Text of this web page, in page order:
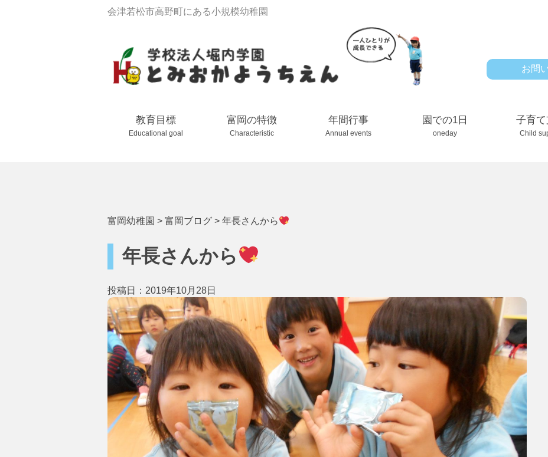
会津若松市高野町にある小規模幼稚園
お問
教育目標
Educational goal
富岡の特徴
Characteristic
年間行事
Annual events
園での1日
oneday
子育
Child
富岡幼稚園 > 富岡ブログ > 年長さんから
年長さんから
投稿日：2019年10月28日